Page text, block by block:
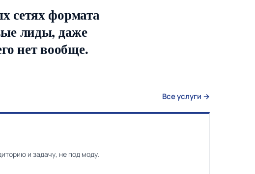
сетях формата
лиды, даже
нет вообще.
Все услуги →
и задачу, не под моду.